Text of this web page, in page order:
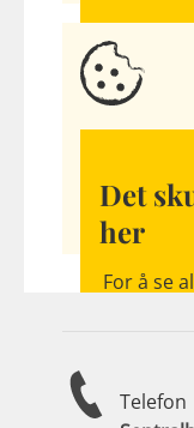
For å se
Det
her
For å se
Telefon